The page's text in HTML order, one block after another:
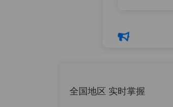
全国地区 实时掌握